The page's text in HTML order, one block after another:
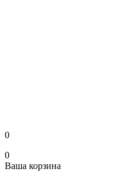
0
0
Ваша корзина